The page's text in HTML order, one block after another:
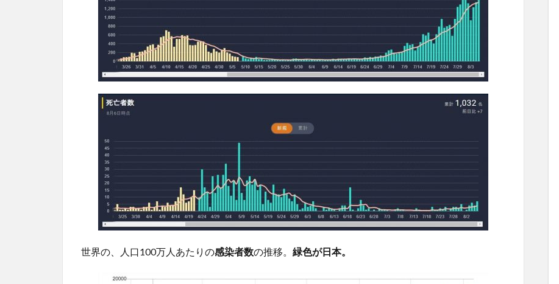
世界の、人口100万人あたりの感染者数の推移。 緑色が日本。